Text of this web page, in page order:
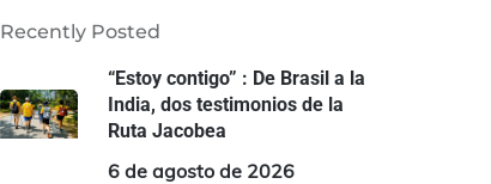
Recently Posted
“Estoy contigo” : De Brasil a la
India, dos testimonios de la
Ruta Jacobea
6 de agosto de 2026